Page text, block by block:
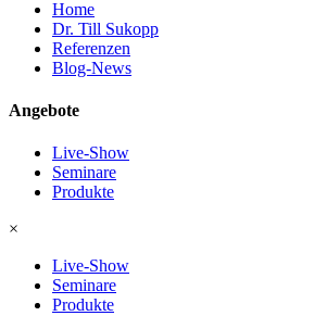
Home
Dr. Till Sukopp
Referenzen
Blog-News
Angebote
Live-Show
Seminare
Produkte
×
Live-Show
Seminare
Produkte